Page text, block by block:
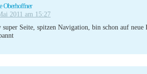
Oberhoffner
2011 am 15:27
super Seite, spitzen Navigation, bin schon auf neue